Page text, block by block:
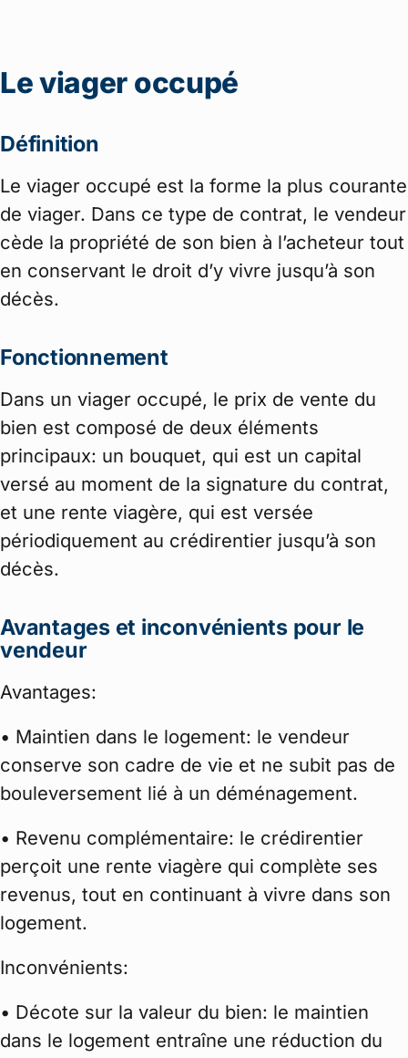
Le viager occupé
Définition
Le viager occupé est la forme la plus courante
de viager. Dans ce type de contrat, le vendeur
cède la propriété de son bien à l’acheteur tout
en conservant le droit d’y vivre jusqu’à son
décès.
Fonctionnement
Dans un viager occupé, le prix de vente du
bien est composé de deux éléments
principaux: un bouquet, qui est un capital
versé au moment de la signature du contrat,
et une rente viagère, qui est versée
périodiquement au crédirentier jusqu’à son
décès.
Avantages et inconvénients pour le
vendeur
Avantages:
• Maintien dans le logement: le vendeur
conserve son cadre de vie et ne subit pas de
bouleversement lié à un déménagement.
• Revenu complémentaire: le crédirentier
perçoit une rente viagère qui complète ses
revenus, tout en continuant à vivre dans son
logement.
Inconvénients:
• Décote sur la valeur du bien: le maintien
dans le logement entraîne une réduction du